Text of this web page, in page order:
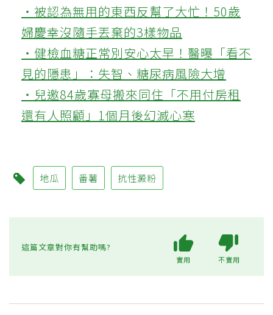
‧被認為無用的東西反幫了大忙！50歲
婦慶幸沒隨手丟棄的3樣物品
‧健檢血糖正常別安心太早！醫曝「看不
見的隱患」：失智、糖尿病風險大增
‧兒邀84歲寡母搬來同住「不用付房租
還有人照顧」1個月後幻滅心寒
地瓜 番薯 抗性澱粉
這篇文章對你有幫助嗎?
實用 不實用